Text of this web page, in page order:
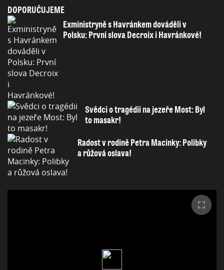
DOPORUČUJEME
Exministryně s Havránkem dováděli v
Polsku: První slova Decroix i Havránkové!
Svědci o tragédii na jezeře Most: Byl
to masakr!
Radost v rodině Petra Macinky: Polibky
a růžová oslava!